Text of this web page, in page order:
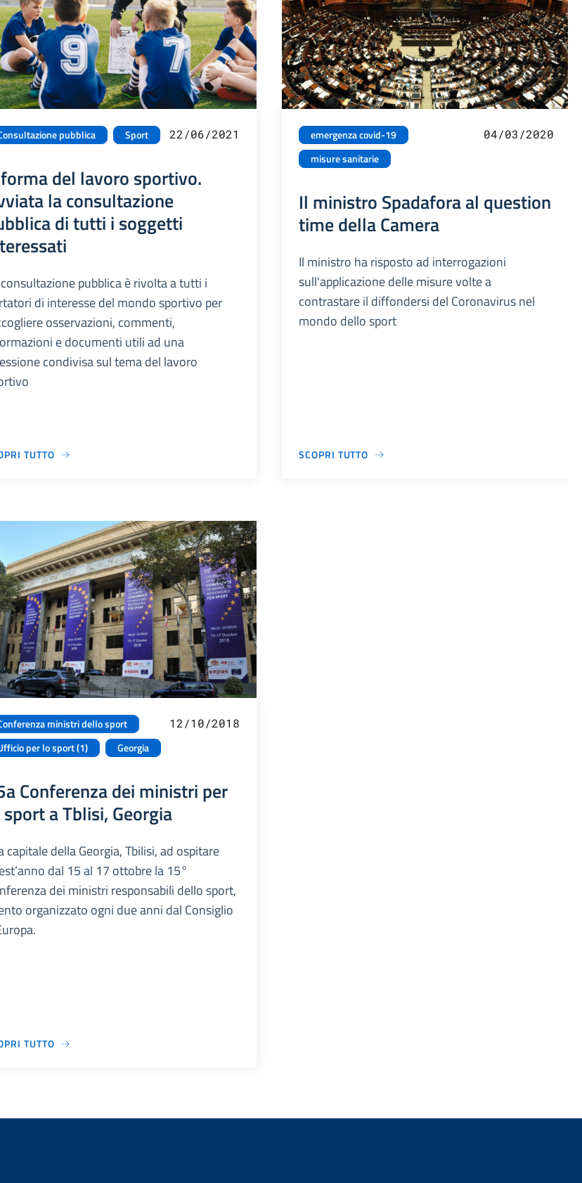
pubblica Sport 22/06/2021
del lavoro sportivo.
la consultazione
di tutti i soggetti
pubblica è rivolta a tutti i
di interesse del mondo sportivo per
osservazioni, commenti,
e documenti utili ad una
condivisa sul tema del lavoro
TUTTO
emergenza covid-19
misure sanitarie
04/03/2020
Il ministro Spadafora al question
time della Camera
Il ministro ha risposto ad interrogazioni
sull'applicazione delle misure volte a
contrastare il diffondersi del Coronavirus nel
mondo dello sport
SCOPRI TUTTO
ministri dello sport
per lo sport (1)
Georgia
12/10/2018
Conferenza dei ministri per
a Tblisi, Georgia
capitale della Georgia, Tbilisi, ad ospitare
dal 15 al 17 ottobre la 15°
dei ministri responsabili dello sport,
organizzato ogni due anni dal Consiglio
TUTTO